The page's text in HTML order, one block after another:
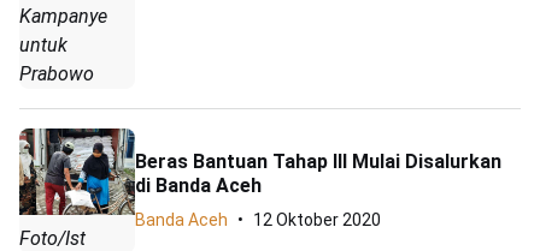
Kampanye
untuk
Prabowo
Foto/Ist
Beras Bantuan Tahap III Mulai Disalurkan
di Banda Aceh
Banda Aceh 12 Oktober 2020